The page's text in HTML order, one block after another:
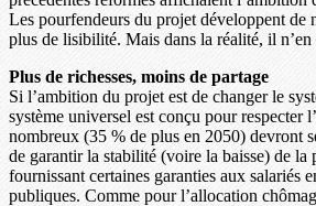
Les pourfendeurs du projet développent de
plus de lisibilité. Mais dans la réalité, il
Plus de richesses, moins de partage
Si l’ambition du projet est de changer le
système universel est conçu pour respecter
nombreux (35 % de plus en 2050) devront
de garantir la stabilité (voire la baisse) de la
fournissant certaines garanties aux salariés
publiques. Comme pour l’allocation